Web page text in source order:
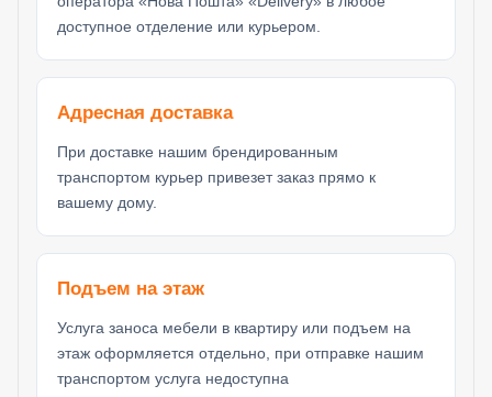
доступное отделение или курьером.
Адресная доставка
При доставке нашим брендированным
транспортом курьер привезет заказ прямо к
вашему дому.
Подъем на этаж
Услуга заноса мебели в квартиру или подъем на
этаж оформляется отдельно, при отправке нашим
транспортом услуга недоступна